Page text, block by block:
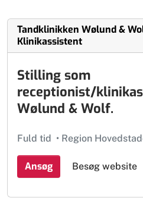
Tandklinikken Wølund &
Klinikassistent
Stilling som
receptionist/
Wølund & Wolf.
Fuld tid • Region
Ansøg Besøg website